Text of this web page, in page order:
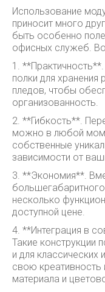
Использование
приносит много
быть особенно
офисных служеб.
1.
полки для хранения
пледов, чтобы
организованность.
2. **Гибкость**.
можно в любой
собственные
зависимости от
3. **Экономия**.
несколько
доступной цене.
4. **Интеграция в
Такие конструкции
и для классических
свою
материала и